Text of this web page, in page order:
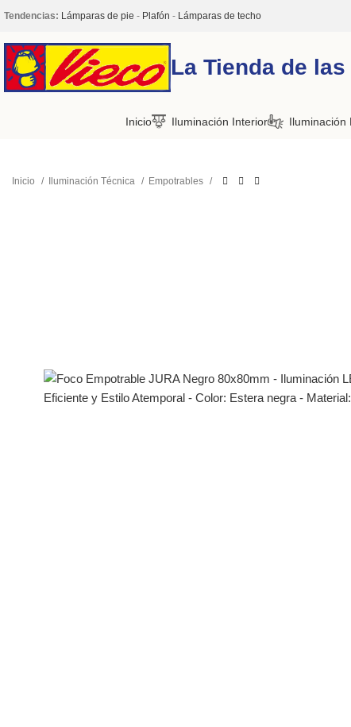
Tendencias: Lámparas de pie - Plafón - Lámparas de techo
La Tienda de
Inicio Iluminación Interior Iluminación
Inicio Iluminación Técnica Empotrables